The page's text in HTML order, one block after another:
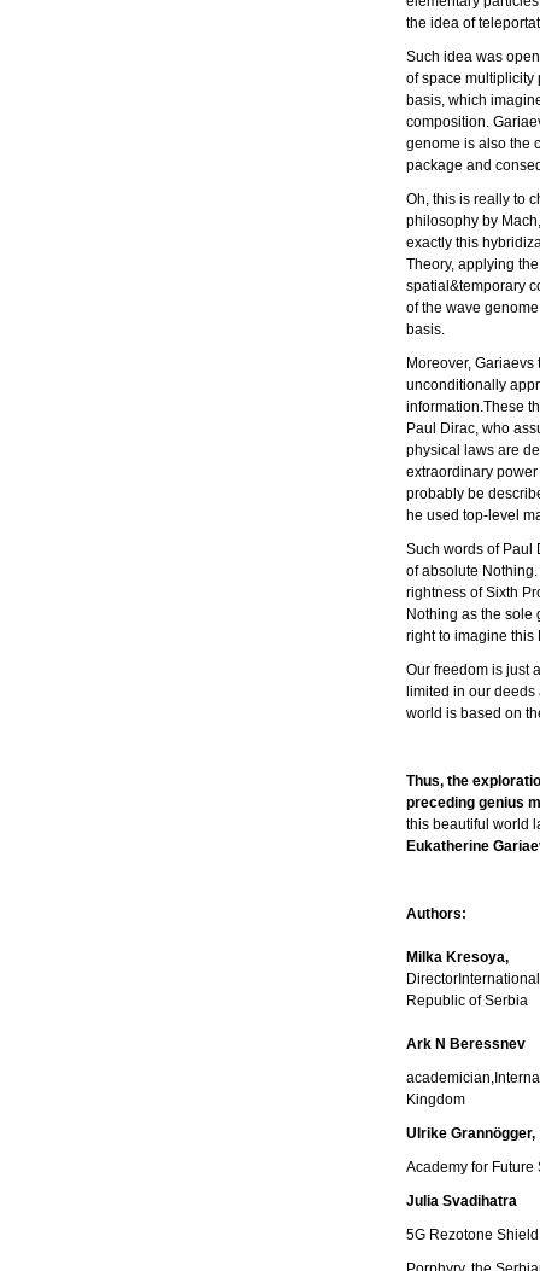
the idea of
Such idea was
of space multiplicity
basis, which
composition.
genome is also the
package and
Oh, this is really to
philosophy by
exactly this
Theory, applying
spatial&temporary
of the wave
basis.
Moreover,
unconditionally
information.These
Paul Dirac, who
physical laws are
extraordinary
probably be
he used top-level
Such words of Paul
of absolute
rightness of Sixth
Nothing as the sole
right to imagine this
Our freedom is just
limited in our
world is based on
Thus, the
preceding genius
this beautiful world
Eukatherine
Authors:
Milka Kresoya,
Republic of Serbia
Ark N Beressnev
Kingdom
Ulrike Grannögger,
Academy for
Julia Svadihatra
5G Rezotone